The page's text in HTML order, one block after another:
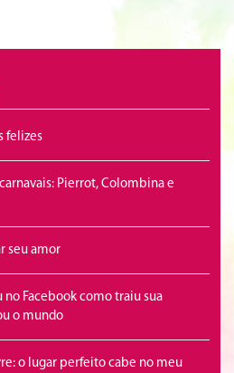
felizes
Pierrot, Colombina e
seu amor
Facebook como traiu sua
o mundo
o lugar perfeito cabe no meu